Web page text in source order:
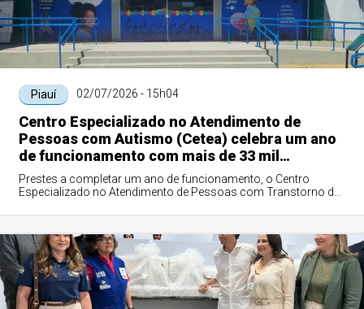
Piauí 02/07/2026 - 15h04
Centro Especializado no Atendimento de
Pessoas com Autismo (Cetea) celebra um ano
de funcionamento com mais de 33 mil
atendimentos no Piauí
Prestes a completar um ano de funcionamento, o Centro
Especializado no Atendimento de Pessoas com Transtorno do